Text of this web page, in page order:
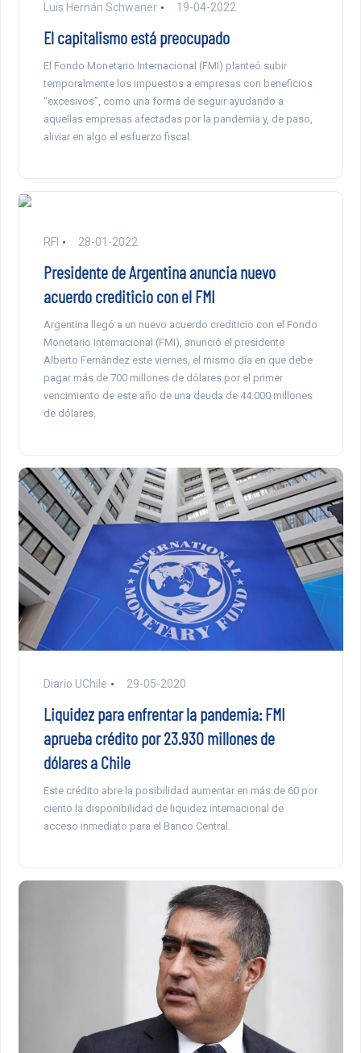
Luis Hernán Schwaner 19-04-2022
El capitalismo está preocupado
El Fondo Monetario Internacional (FMI) planteó subir
temporalmente los impuestos a empresas con beneficios
“excesivos”, como una forma de seguir ayudando a
aquellas empresas afectadas por la pandemia y, de paso,
aliviar en algo el esfuerzo fiscal.
RFI 28-01-2022
Presidente de Argentina anuncia nuevo
acuerdo crediticio con el FMI
Argentina llegó a un nuevo acuerdo crediticio con el Fondo
Monetario Internacional (FMI), anunció el presidente
Alberto Fernández este viernes, el mismo día en que debe
pagar más de 700 millones de dólares por el primer
vencimiento de este año de una deuda de 44.000 millones
de dólares.
Diario UChile 29-05-2020
Liquidez para enfrentar la pandemia: FMI
aprueba crédito por 23.930 millones de
dólares a Chile
Este crédito abre la posibilidad aumentar en más de 60 por
ciento la disponibilidad de liquidez internacional de
acceso inmediato para el Banco Central.